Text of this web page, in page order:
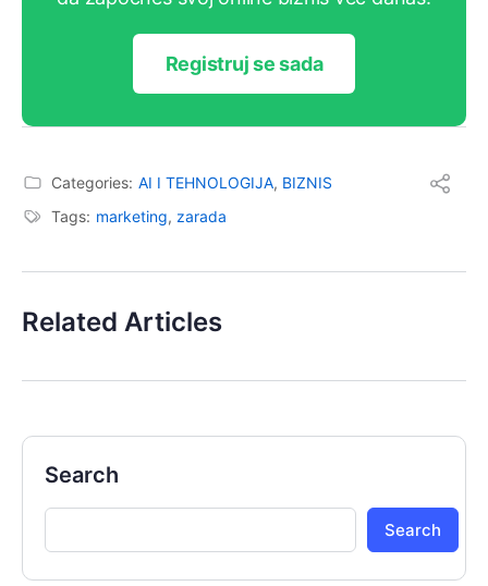
Registruj se sada
Categories: AI I TEHNOLOGIJA, BIZNIS
Tags: marketing, zarada
Related Articles
Search
Search